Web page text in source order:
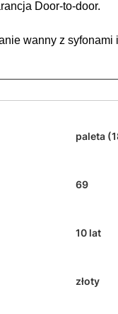
Door-to-door.
wanny z syfonami
paleta
69
10 lat
złoty